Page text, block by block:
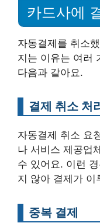
카드사에
자동결제를 취소
지는 이유는 여러
다음과 같아요.
결제 취소 처
자동결제 취소 요
나 서비스 제공업
수 있어요. 이런
지 않아 결제가 이
중복 결제